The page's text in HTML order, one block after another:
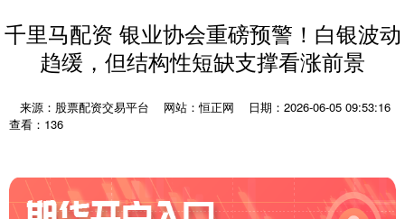
千里马配资 银业协会重磅预警！白银波动
趋缓，但结构性短缺支撑看涨前景
来源：股票配资交易平台 网站：恒正网
日期：2026-06-05 09:53:16
查看：136